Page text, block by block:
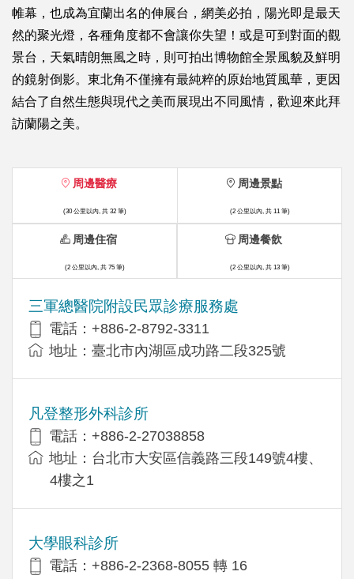
帷幕，也成為宜蘭出名的伸展台，網美必拍，陽光即是最天
然的聚光燈，各種角度都不會讓你失望！或是可到對面的觀
景台，天氣晴朗無風之時，則可拍出博物館全景風貌及鮮明
的鏡射倒影。東北角不僅擁有最純粹的原始地質風華，更因
結合了自然生態與現代之美而展現出不同風情，歡迎來此拜
訪蘭陽之美。
周邊醫療
(30 公里以內, 共 32 筆)
三軍總醫院附設民眾診療服務處
電話：+886-2-8792-3311
地址：臺北市內湖區成功路二段325號
凡登整形外科診所
電話：+886-2-27038858
地址：台北市大安區信義路三段149號4樓、
4樓之1
大學眼科診所
電話：+886-2-2368-8055 轉 16
周邊景點
(2 公里以內, 共 11 筆)
周邊住宿
(2 公里以內, 共 75 筆)
周邊餐飲
(2 公里以內, 共 13 筆)